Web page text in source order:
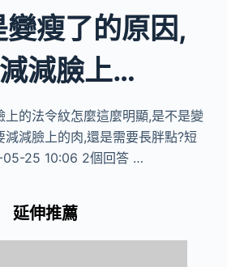
瘦了的原因,
減臉上…
的法令紋怎麼這麼明顯,是不是變
減減臉上的肉,還是需要長胖點?短
05-25 10:06 2個回答 …
延伸推薦